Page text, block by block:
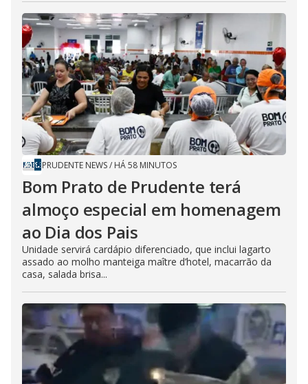
PRUDENTE NEWS/ HÁ 58 MINUTOS
Bom Prato de Prudente terá
almoço especial em homenagem
ao Dia dos Pais
Unidade servirá cardápio diferenciado, que inclui lagarto
assado ao molho manteiga maître d’hotel, macarrão da
casa, salada brisa...